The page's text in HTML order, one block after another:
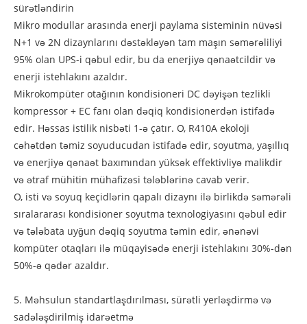
sürətləndirin
Mikro modullar arasında enerji paylama sisteminin nüvəsi
N+1 və 2N dizaynlarını dəstəkləyən tam maşın səmərəliliyi
95% olan UPS-i qəbul edir, bu da enerjiyə qənaətcildir və
enerji istehlakını azaldır.
Mikrokompüter otağının kondisioneri DC dəyişən tezlikli
kompressor + EC fanı olan dəqiq kondisionerdən istifadə
edir. Həssas istilik nisbəti 1-ə çatır. O, R410A ekoloji
cəhətdən təmiz soyuducudan istifadə edir, soyutma, yaşıllıq
və enerjiyə qənaət baxımından yüksək effektivliyə malikdir
və ətraf mühitin mühafizəsi tələblərinə cavab verir.
O, isti və soyuq keçidlərin qapalı dizaynı ilə birlikdə səmərəli
sıralararası kondisioner soyutma texnologiyasını qəbul edir
və tələbata uyğun dəqiq soyutma təmin edir, ənənəvi
kompüter otaqları ilə müqayisədə enerji istehlakını 30%-dən
50%-ə qədər azaldır.
5. Məhsulun standartlaşdırılması, sürətli yerləşdirmə və
sadələşdirilmiş idarəetmə